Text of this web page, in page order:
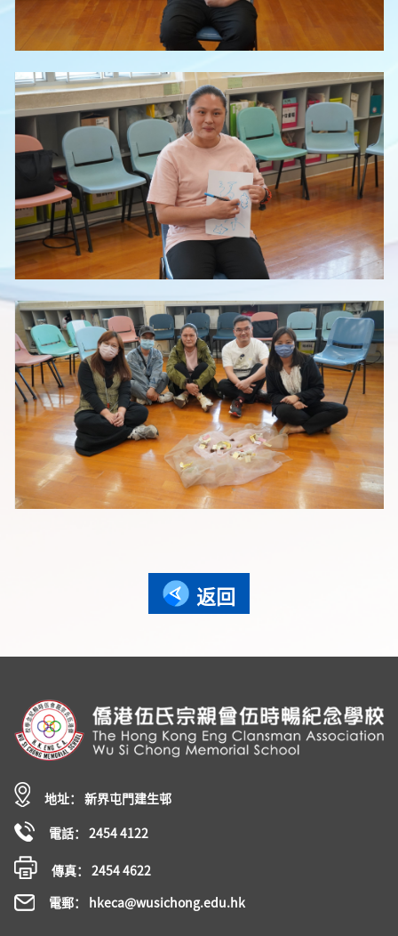
返回
地址： 新界屯門建生邨
電話： 2454 4122
傳真： 2454 4622
電郵： hkeca@wusichong.edu.hk